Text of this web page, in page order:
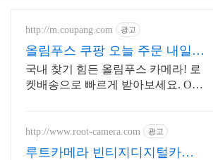
http://m.coupang.com 광고
올림푸스 쿠팡 오늘 주문 내일도
착
국내 찾기 힘든 올림푸스 카메라! 로
켓배송으로 빠르게 받아보세요. OM
http://www.root-camera.com 광고
루트카메라 빈티지디지털카메